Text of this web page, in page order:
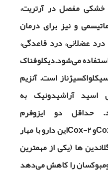
خشکی مفصل در آرتریت،
و نیز برای درمان
عضلانی، درد قاعدگی،
می‌شود.دیکلوفناک
است. آنزیم
اسید آراشیدونیک به
حداقل دو ایزوفرم
وCox-2
این دارو با مهار
ها (یکی از مهمترین
را کاهش می‌دهد